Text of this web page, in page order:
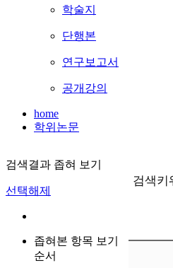
학술지
단행본
연구보고서
공개강의
home
학위논문
검색결과 좁혀 보기
선택해제
좁혀본 항목 보기
순서
검색키